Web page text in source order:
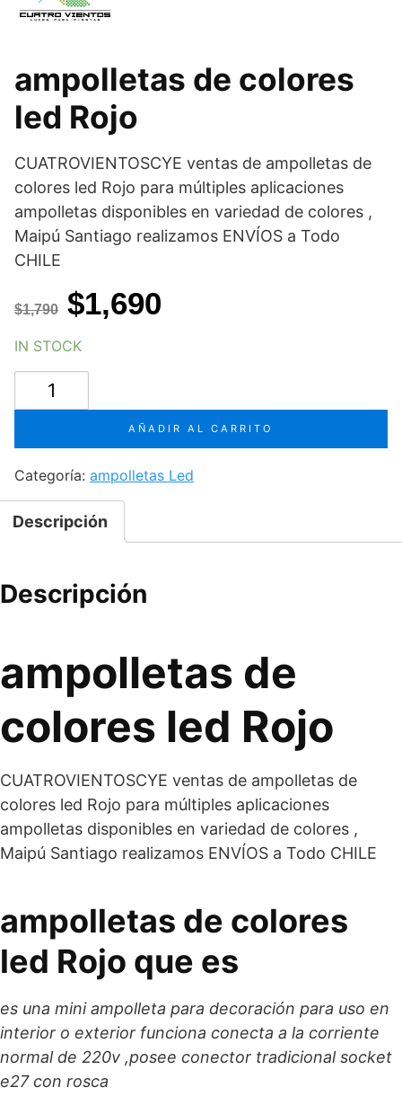
ampolletas de colores
led Rojo
CUATROVIENTOSCYE ventas de ampolletas de
colores led Rojo para múltiples aplicaciones
ampolletas disponibles en variedad de colores ,
Maipú Santiago realizamos ENVÍOS a Todo
CHILE
$1,790 El
precio
original
era:
$1,790.
$1,690
es:
$1,690.
IN STOCK
ampolletas
led
Rojo
cantidad
AÑADIR AL CARRITO
Categoría: ampolletas Led
Descripción
Descripción
ampolletas de
colores led Rojo
CUATROVIENTOSCYE ventas de ampolletas de
colores led Rojo para múltiples aplicaciones
ampolletas disponibles en variedad de colores ,
Maipú Santiago realizamos ENVÍOS a Todo CHILE
ampolletas de colores
led Rojo que es
es una mini ampolleta para decoración para uso en
interior o exterior funciona conecta a la corriente
normal de 220v ,posee conector tradicional socket
e27 con rosca